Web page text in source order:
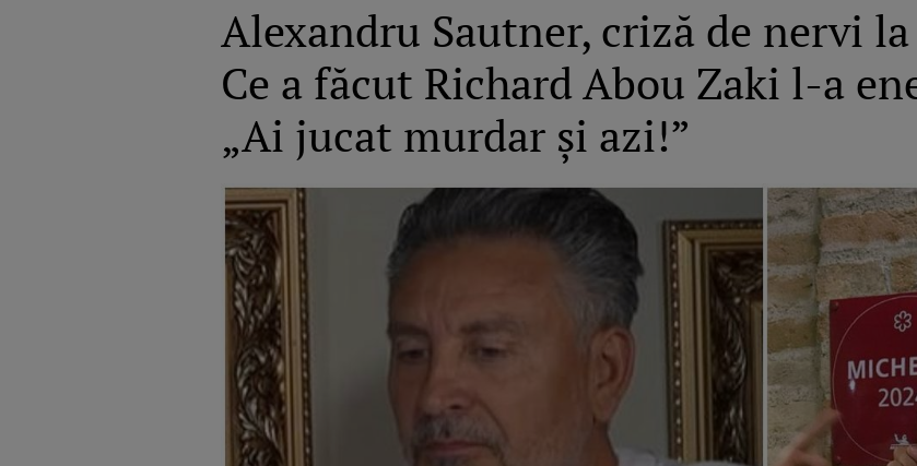
Alexandru Sautner, criză de nervi
Ce a făcut Richard Abou Zaki l-a
„Ai jucat murdar și azi!”